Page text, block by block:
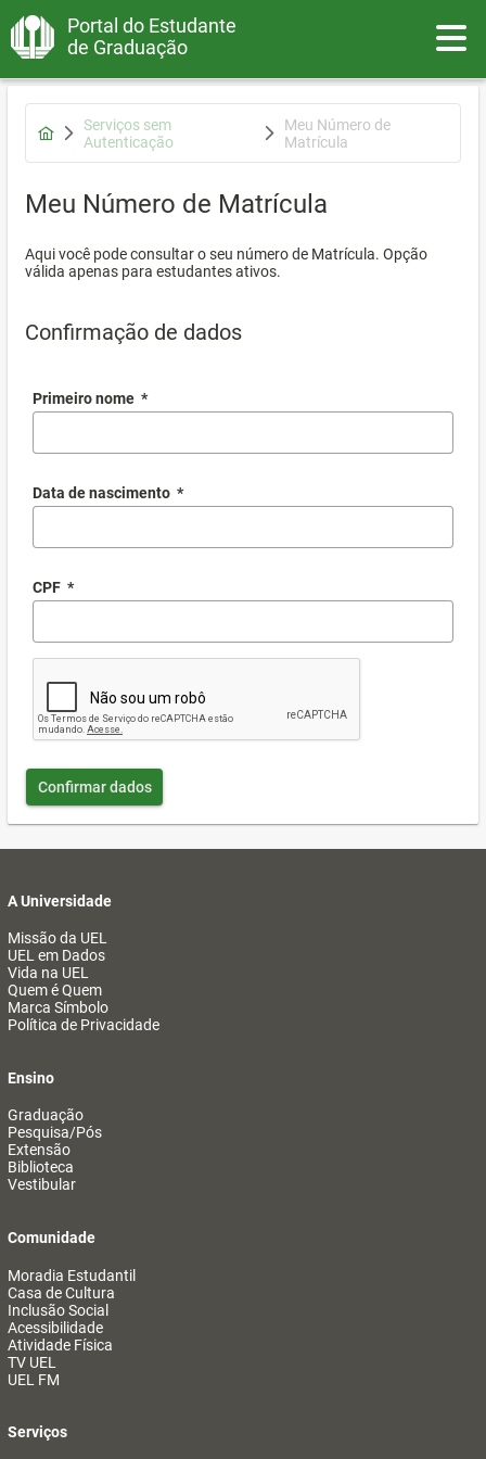
Portal do Estudante
de Graduação
Serviços sem
Autenticação
Meu Número de
Matrícula
Meu Número de Matrícula
Aqui você pode consultar o seu número de Matrícula. Opção
válida apenas para estudantes ativos.
Confirmação de dados
Primeiro nome *
Data de nascimento *
CPF *
Confirmar dados
A Universidade
Missão da UEL
UEL em Dados
Vida na UEL
Quem é Quem
Marca Símbolo
Política de Privacidade
Ensino
Graduação
Pesquisa/Pós
Extensão
Biblioteca
Vestibular
Comunidade
Moradia Estudantil
Casa de Cultura
Inclusão Social
Acessibilidade
Atividade Física
TV UEL
UEL FM
Serviços